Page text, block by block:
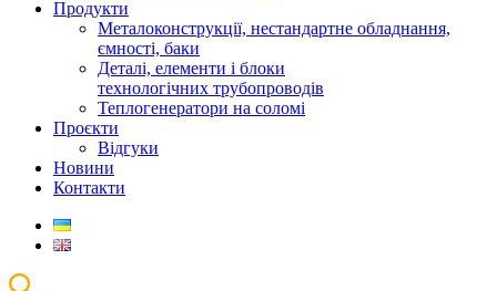
Продукти
Металоконструкції, нестандартне обладнання,
ємності, баки
Деталі, елементи і блоки
технологічних трубопроводів
Теплогенератори на соломі
Проєкти
Відгуки
Новини
Контакти